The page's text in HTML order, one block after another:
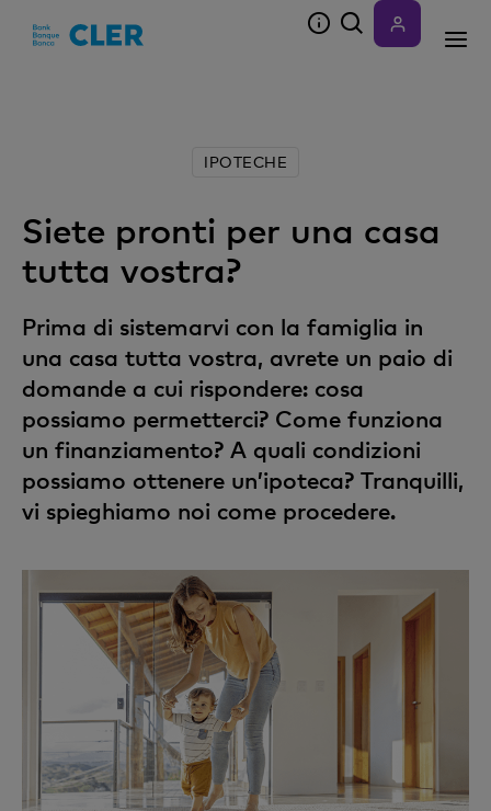
IPOTECHE
Siete pronti per una casa
tutta vostra?
Prima di sistemarvi con la famiglia in
una casa tutta vostra, avrete un paio di
domande a cui rispondere: cosa
possiamo permetterci? Come funziona
un finanziamento? A quali condizioni
possiamo ottenere un’ipoteca? Tranquilli,
vi spieghiamo noi come procedere.